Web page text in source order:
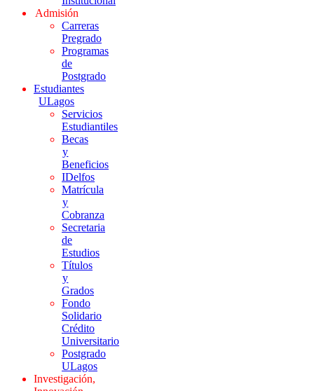
Admisión
Carreras
Pregrado
Programas
de
Postgrado
Estudiantes
ULagos
Servicios
Estudiantiles
Becas
y
Beneficios
IDelfos
Matrícula
y
Cobranza
Secretaria
de
Estudios
Títulos
y
Grados
Fondo
Solidario
Crédito
Universitario
Postgrado
ULagos
Investigación,